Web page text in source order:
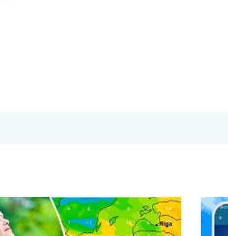
5 sierpnia 2026
jest dziś takie przyjemne?.